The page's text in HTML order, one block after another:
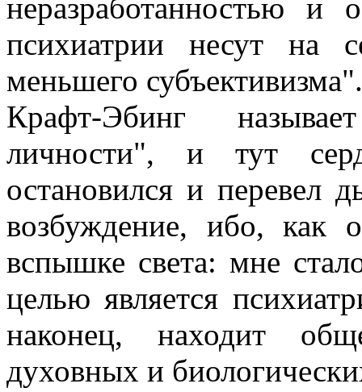
неразработанностью и
психиатрии несут на
меньшего
Крафт-Эбинг
личности", и тут
остановился и перевел
возбуждение, ибо, как
вспышке света: мне
целью является
наконец, находит
духовных и